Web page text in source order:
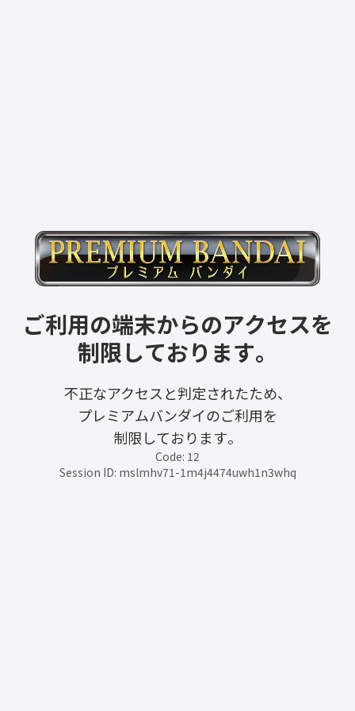
ご利用の端末からのアクセスを
制限しております。
不正なアクセスと判定されたため、
プレミアムバンダイのご利用を
制限しております。
Code: 12
Session ID: mslmhv71-1m4j4474uwh1n3whq